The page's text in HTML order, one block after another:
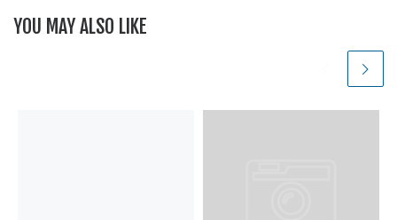
YOU MAY ALSO LIKE